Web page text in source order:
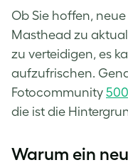
Ob Sie hoffen,
Masthead zu
zu verteidigen, es
aufzufrischen.
Fotocommunity
die ist die
Warum ein